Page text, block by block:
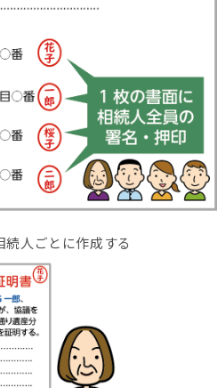
人ごとに作成する